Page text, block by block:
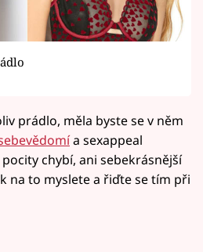
prádlo, měla byste se v něm
a sexappeal
chybí, ani sebekrásnější
na to myslete a řiďte se tím při